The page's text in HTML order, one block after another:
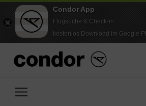
Condor App
Flugsuche & Check-in
kostenlos Download im Google